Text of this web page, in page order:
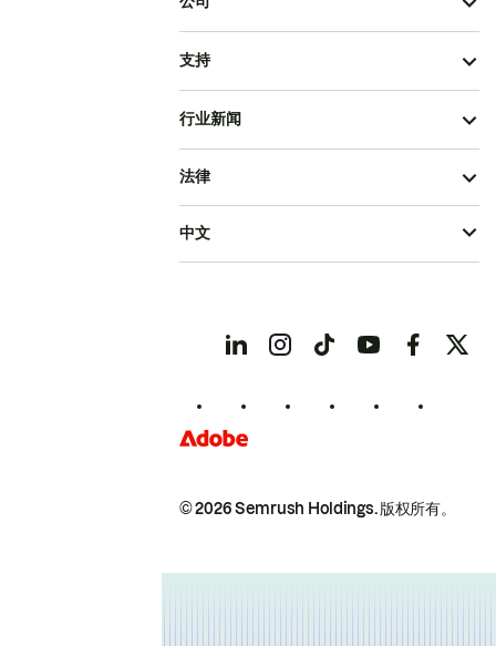
支持
行业新闻
© 2026 Semrush Holdings.版权所有。
法律
中文